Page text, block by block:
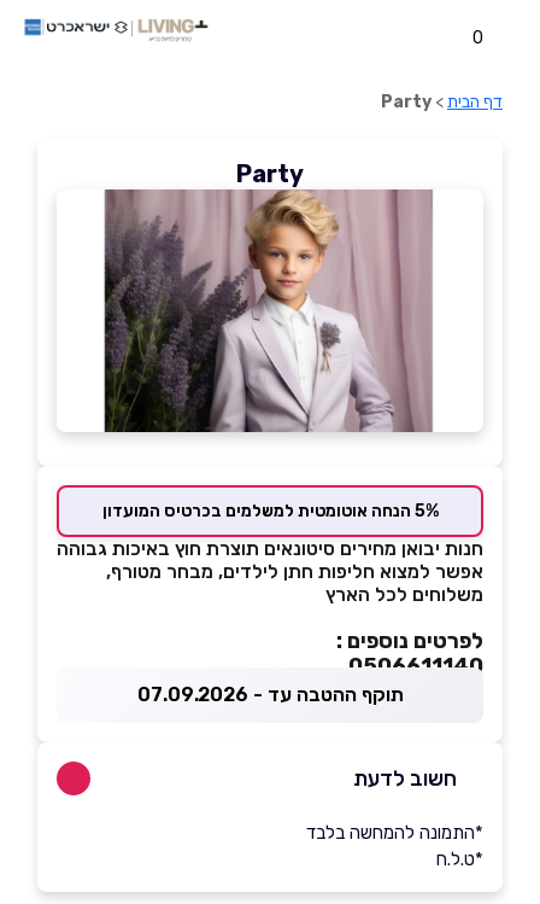
0
דף הבית>
Party
Party
5% הנחה אוטומטית למשלמים בכרטיס המועדון
חנות יבואן מחירים סיטונאים תוצרת חוץ באיכות גבוהה
אפשר למצוא חליפות חתן לילדים, מבחר מטורף,
משלוחים לכל הארץ
לפרטים נוספים :
0506611140
תוקף ההטבה עד - 07.09.2026
חשוב לדעת
*התמונה להמחשה בלבד
*ט.ל.ח